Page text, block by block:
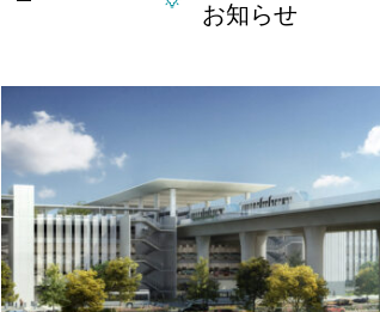
お知らせ